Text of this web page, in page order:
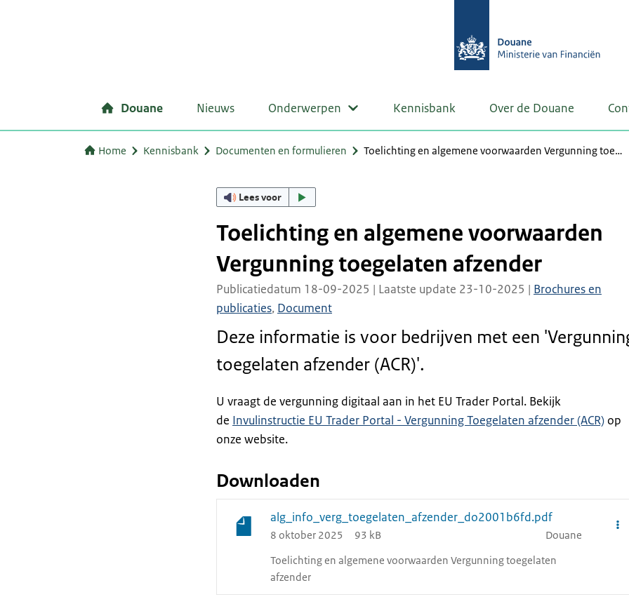
Douane Nieuws Onderwerpen Kennisbank Over de Douane
Home Kennisbank Documenten en formulieren Toelichting en algemene voorwaarden Vergunning toe…
Lees voor
Toelichting en algemene voorwaarden
Vergunning toegelaten afzender
Publicatiedatum 18-09-2025 | Laatste update 23-10-2025 | Brochures en
publicaties, Document
Deze informatie is voor bedrijven met een
toegelaten afzender (ACR)'.
U vraagt de vergunning digitaal aan in het EU Trader Portal. Bekijk
de Invulinstructie EU Trader Portal - Vergunning Toegelaten afzender (ACR)op
onze website.
Downloaden
alg_info_verg_toegelaten_afzender_do2001b6fd.pdf
8 oktober 2025 93 kB
Douane
Toelichting en algemene voorwaarden Vergunning toegelaten
afzender